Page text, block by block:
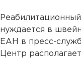
нуждается в
ЕАН в пресс-
Центр